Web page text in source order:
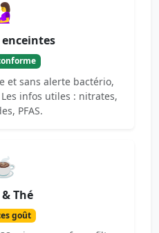
enceintes
et sans alerte bactério,
infos utiles : nitrates,
PFAS.
Thé
goût